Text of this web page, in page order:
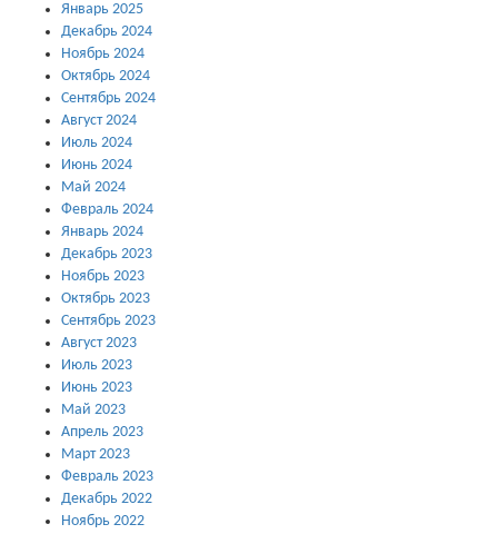
Январь 2025
Декабрь 2024
Ноябрь 2024
Октябрь 2024
Сентябрь 2024
Август 2024
Июль 2024
Июнь 2024
Май 2024
Февраль 2024
Январь 2024
Декабрь 2023
Ноябрь 2023
Октябрь 2023
Сентябрь 2023
Август 2023
Июль 2023
Июнь 2023
Май 2023
Апрель 2023
Март 2023
Февраль 2023
Декабрь 2022
Ноябрь 2022